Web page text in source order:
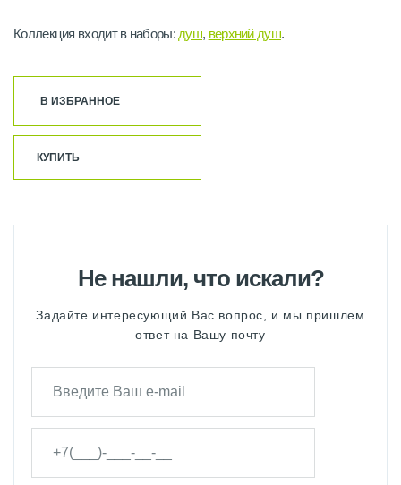
Коллекция входит в наборы: душ, верхний душ.
В ИЗБРАННОЕ
КУПИТЬ
Не нашли, что искали?
Задайте интересующий Вас вопрос, и мы пришлем
ответ на Вашу почту